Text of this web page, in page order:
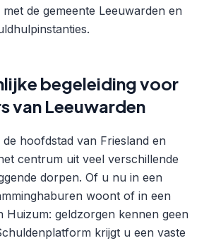
de gemeente Leeuwarden en
begeleiding voor
van Leeuwarden
de hoofdstad van Friesland en
centrum uit veel verschillende
dorpen. Of u nu in een
woont of in een
Huizum: geldzorgen kennen geen
krijgt u een vaste